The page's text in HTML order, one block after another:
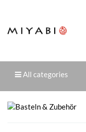
All categories